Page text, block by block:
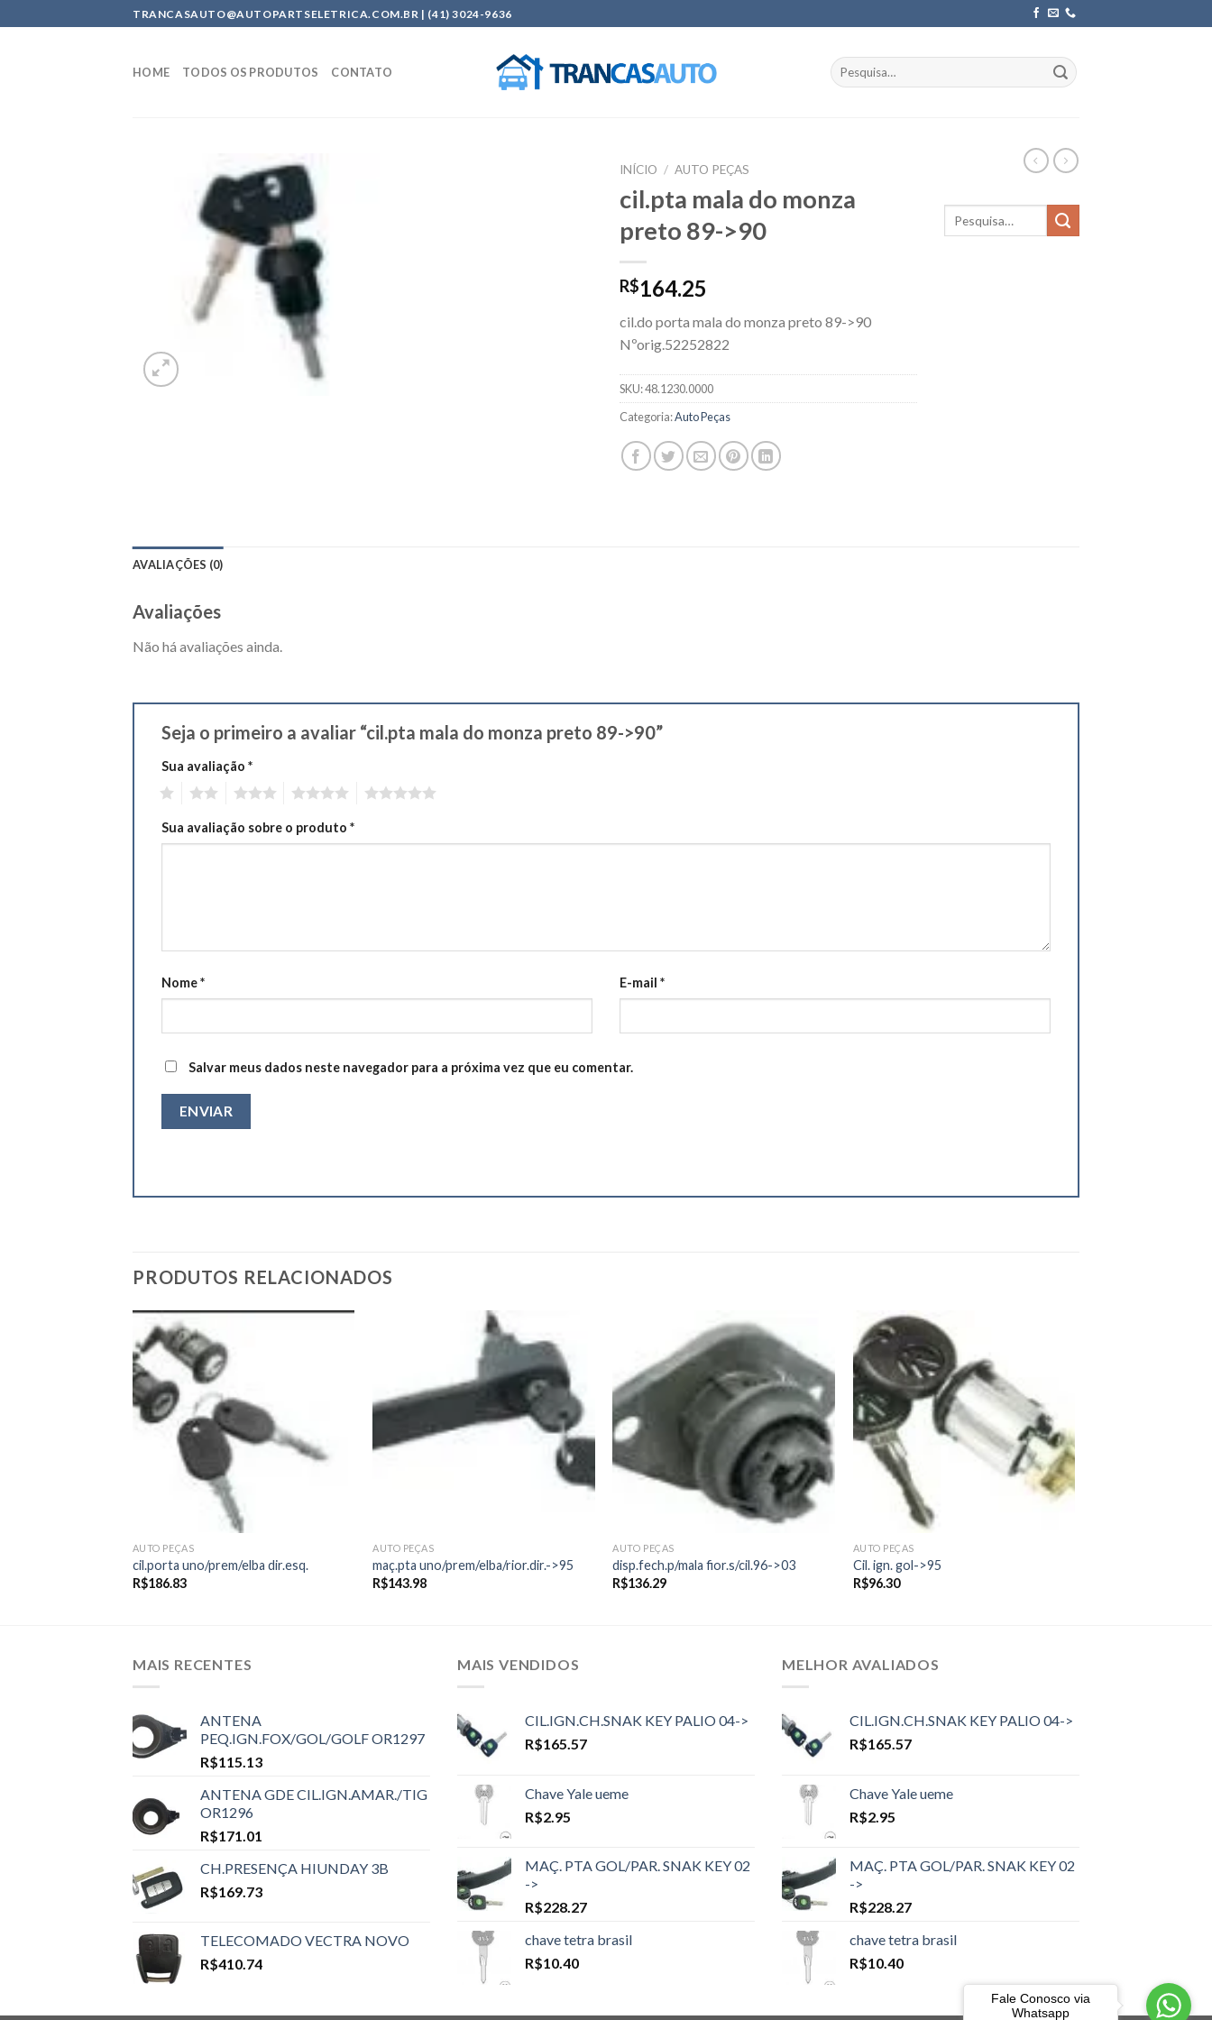
to
TRANCASAUTO@AUTOPARTSELETRICA.COM.BR | (41) 3024-9636
HOME TODOS OS PRODUTOS CONTATO
Pesquisar
por:
INÍCIO / AUTO PEÇAS
cil.pta mala do monza
preto 89->90
R$164.25
cil.do porta mala do monza preto 89->90
Nºorig.52252822
SKU:48.1230.0000
Categoria:Auto Peças
AVALIAÇÕES (0)
Avaliações
Não há avaliações ainda.
Seja o primeiro a avaliar “cil.pta mala do monza preto 89->90”
Sua avaliação *
Sua avaliação sobre o produto *
Nome* E-mail *
Salvar meus dados neste navegador para a próxima vez que eu comentar.
PRODUTOS RELACIONADOS
AUTO PEÇAS
cil.porta uno/prem/elba dir.esq.
R$186.83
Add to
wishlist
AUTO PEÇAS
maç.pta uno/prem/elba/rior.dir.->95
R$143.98
Add to
wishlist
AUTO PEÇAS
disp.fech.p/mala fior.s/cil.96->03
R$136.29
AUTO PEÇAS
Cil. ign. gol->95
R$96.30
MAIS RECENTES
ANTENA
PEQ.IGN.FOX/GOL/GOLF OR1297
R$115.13
ANTENA GDE CIL.IGN.AMAR./TIG
OR1296
R$171.01
CH.PRESENÇA HIUNDAY 3B
R$169.73
TELECOMADO VECTRA NOVO
R$410.74
MAIS VENDIDOS
CIL.IGN.CH.SNAK KEY PALIO 04->
R$165.57
Chave Yale ueme
R$2.95
MAÇ. PTA GOL/PAR. SNAK KEY 02
->
R$228.27
chave tetra brasil
R$10.40
MELHOR AVALIADOS
CIL.IGN.CH.SNAK KEY PALIO 04->
R$165.57
Chave Yale ueme
R$2.95
MAÇ. PTA GOL/PAR. SNAK KEY 02
->
R$228.27
chave tetra brasil
R$10.40
Fale Conosco via
Whatsapp